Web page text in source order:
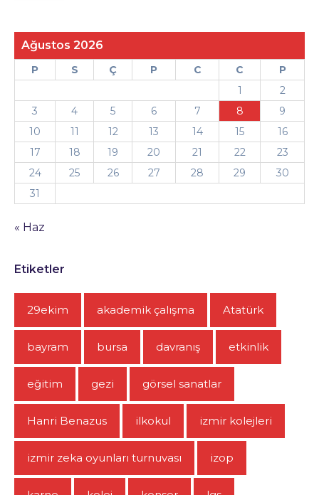
Ağustos 2026
P S Ç P C C
P
1
2
3
4 5 6 7 8
9
10
11 12 13 14 15
16
17
18 19 20 21 22
23
24
25 26 27 28 29
30
31
« Haz
Etiketler
29ekim akademik çalışma Atatürk
bayram bursa davranış etkinlik
eğitim gezi görsel sanatlar
Hanri Benazus ilkokul izmir kolejleri
izmir zeka oyunları turnuvası izop